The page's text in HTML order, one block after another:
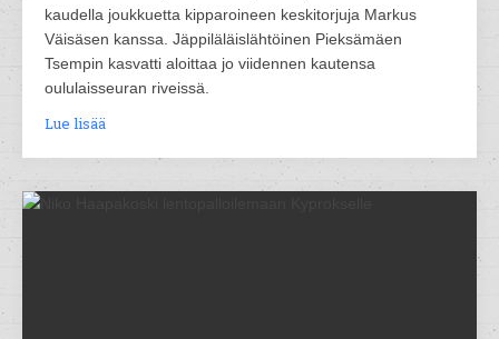
kaudella joukkuetta kipparoineen keskitorjuja Markus
Väisäsen kanssa. Jäppiläläislähtöinen Pieksämäen
Tsempin kasvatti aloittaa jo viidennen kautensa
oululaisseuran riveissä.
Lue lisää